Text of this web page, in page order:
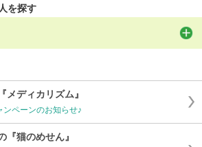
を探す
メディカリズム』
ンペーンのお知らせ♪
『猫のめせん』